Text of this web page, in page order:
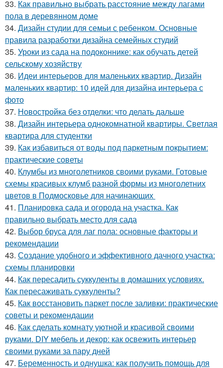
33. Как правильно выбрать расстояние между лагами
пола в деревянном доме
34. Дизайн студии для семьи с ребенком. Основные
правила разработки дизайна семейных студий
35. Уроки из сада на подоконнике: как обучать детей
сельскому хозяйству
36. Идеи интерьеров для маленьких квартир. Дизайн
маленьких квартир: 10 идей для дизайна интерьера с
фото
37. Новостройка без отделки: что делать дальше
38. Дизайн интерьера однокомнатной квартиры. Светлая
квартира для студентки
39. Как избавиться от воды под паркетным покрытием:
практические советы
40. Клумбы из многолетников своими руками. Готовые
схемы красивых клумб разной формы из многолетних
цветов в Подмосковье для начинающих
41. Планировка сада и огорода на участка. Как
правильно выбрать место для сада
42. Выбор бруса для лаг пола: основные факторы и
рекомендации
43. Создание удобного и эффективного дачного участка:
схемы планировки
44. Как пересадить суккуленты в домашних условиях.
Как пересаживать суккуленты?
45. Как восстановить паркет после заливки: практические
советы и рекомендации
46. Как сделать комнату уютной и красивой своими
руками. DIY мебель и декор: как освежить интерьер
своими руками за пару дней
47. Беременность и однушка: как получить помощь для